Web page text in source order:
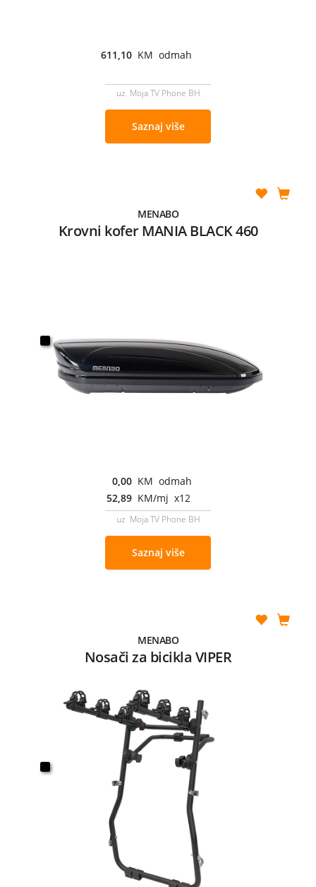
611,10 KM odmah
uz Moja TV Phone BH
Saznaj više
MENABO
Krovni kofer MANIA BLACK 460
0,00 KM odmah
52,89 KM/mj x12
uz Moja TV Phone BH
Saznaj više
MENABO
Nosači za bicikla VIPER